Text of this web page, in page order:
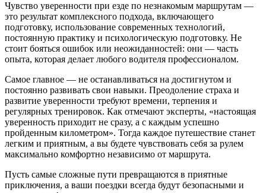
Чувство уверенности при езде по незнакомым маршрутам —
это результат комплексного подхода, включающего
подготовку, использование современных технологий,
постоянную практику и психологическую подготовку. Не
стоит бояться ошибок или неожиданностей: они — часть
опыта, которая делает любого водителя профессионалом.
Самое главное — не останавливаться на достигнутом и
постоянно развивать свои навыки. Преодоление страха и
развитие уверенности требуют времени, терпения и
регулярных тренировок. Как отмечают эксперты, «настоящая
уверенность приходит не сразу, а с каждым успешно
пройденным километром». Тогда каждое путешествие станет
легким и приятным, а вы будете чувствовать себя за рулем
максимально комфортно независимо от маршрута.
Пусть самые сложные пути превращаются в приятные
приключения, а ваши поездки всегда будут безопасными и